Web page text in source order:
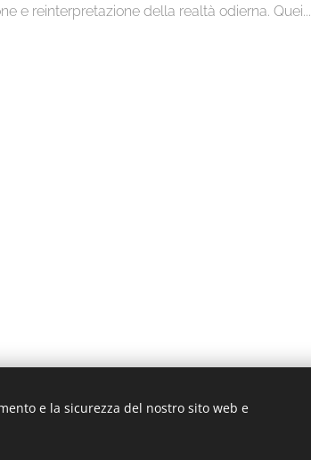
e reinterpretazione della realtà odierna. Quei...
e la sicurezza del nostro sito web e